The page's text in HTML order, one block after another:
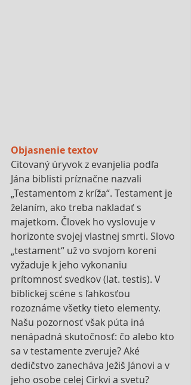
Objasnenie textov
Citovaný úryvok z evanjelia podľa
Jána biblisti príznačne nazvali
„Testamentom z kríža“. Testament je
želaním, ako treba nakladať s
majetkom. Človek ho vyslovuje v
horizonte svojej vlastnej smrti. Slovo
„testament“ už vo svojom koreni
vyžaduje k jeho vykonaniu
prítomnosť svedkov (lat. testis). V
biblickej scéne s ľahkosťou
rozoznáme všetky tieto elementy.
Našu pozornosť však púta iná
nenápadná skutočnosť: čo alebo kto
sa v testamente zveruje? Aké
dedičstvo zanecháva Ježiš Jánovi a v
jeho osobe celej Cirkvi a svetu?